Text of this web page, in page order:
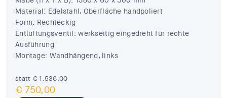
Material: Edelstahl, Oberfläche handpoliert
Form: Rechteckig
Entlüftungsventil: werkseitig eingedreht für rechte
Ausführung
Montage: Wandhängend, links
statt € 1.536,00
€ 750,00